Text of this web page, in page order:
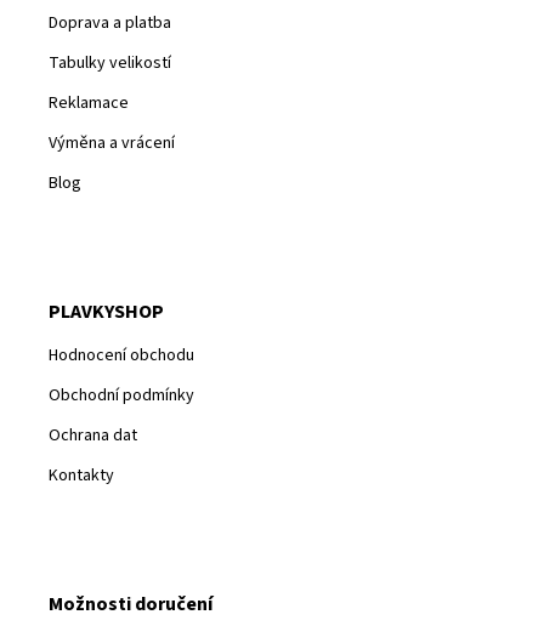
Doprava a platba
Tabulky velikostí
Reklamace
Výměna a vrácení
Blog
PLAVKYSHOP
Hodnocení obchodu
Obchodní podmínky
Ochrana dat
Kontakty
Možnosti doručení